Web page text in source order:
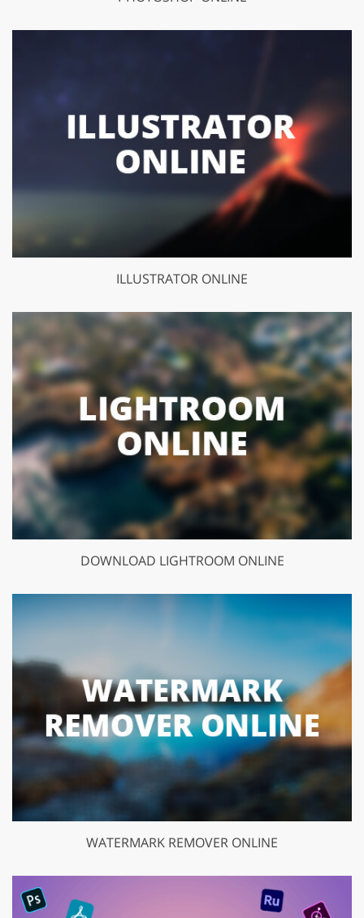
ILLUSTRATOR ONLINE
DOWNLOAD LIGHTROOM ONLINE
WATERMARK REMOVER ONLINE